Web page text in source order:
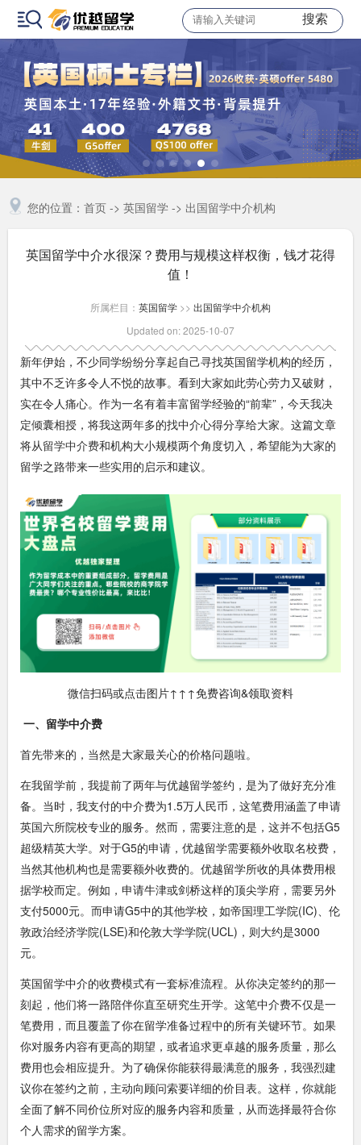
搜索
您的位置： 首页-> 英国留学-> 出国留学中介机构
英国留学中介水很深？费用与规模这样权衡，钱才花得
值！
所属栏目： 英国留学 >> 出国留学中介机构
Updated on: 2025-10-07
新年伊始，不少同学纷纷分享起自己寻找英国留学机构的经历，
其中不乏许多令人不悦的故事。看到大家如此劳心劳力又破财，
实在令人痛心。作为一名有着丰富留学经验的“前辈”，今天我决
定倾囊相授，将我这两年多的找中介心得分享给大家。这篇文章
将从留学中介费和机构大小规模两个角度切入，希望能为大家的
留学之路带来一些实用的启示和建议。
微信扫码或点击图片↑↑↑免费咨询&领取资料
一、留学中介费
首先带来的，当然是大家最关心的价格问题啦。
在我留学前，我提前了两年与优越留学签约，是为了做好充分准
备。当时，我支付的中介费为1.5万人民币，这笔费用涵盖了申请
英国六所院校专业的服务。然而，需要注意的是，这并不包括G5
超级精英大学。对于G5的申请，优越留学需要额外收取名校费，
当然其他机构也是需要额外收费的。优越留学所收的具体费用根
据学校而定。例如，申请牛津或剑桥这样的顶尖学府，需要另外
支付5000元。而申请G5中的其他学校，如帝国理工学院(IC)、伦
敦政治经济学院(LSE)和伦敦大学学院(UCL)，则大约是3000
元。
英国留学中介的收费模式有一套标准流程。从你决定签约的那一
刻起，他们将一路陪伴你直至研究生开学。这笔中介费不仅是一
笔费用，而且覆盖了你在留学准备过程中的所有关键环节。如果
你对服务内容有更高的期望，或者追求更卓越的服务质量，那么
费用也会相应提升。为了确保你能获得最满意的服务，我强烈建
议你在签约之前，主动向顾问索要详细的价目表。这样，你就能
全面了解不同价位所对应的服务内容和质量，从而选择最符合你
个人需求的留学方案。